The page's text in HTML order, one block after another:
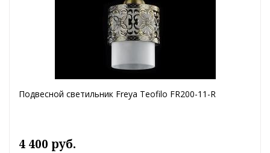
Подвесной светильник Freya Teofilo FR200-11-R
4 400 руб.